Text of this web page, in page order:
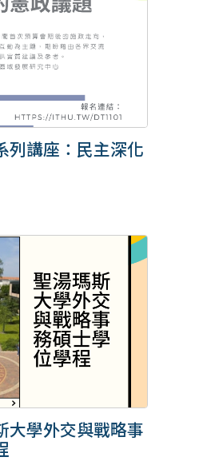
列講座：民主深化
大學外交與戰略事